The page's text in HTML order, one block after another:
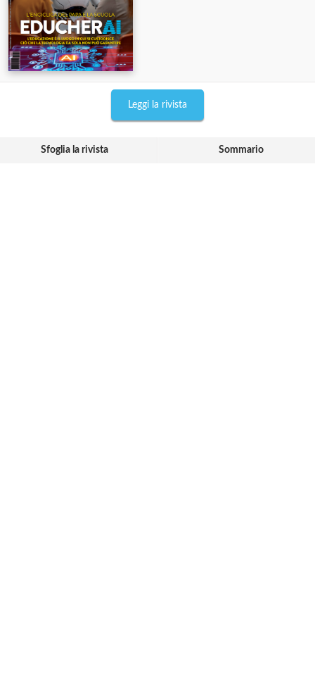
Leggi la rivista
Sfoglia la rivista Sommario